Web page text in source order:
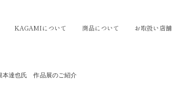
KAGAMIについて 商品について お取扱い店舗
本達也氏 作品展のご紹介